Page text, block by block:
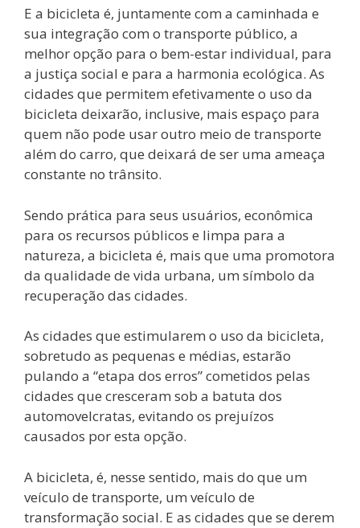
E a bicicleta é, juntamente com a caminhada e
sua integração com o transporte público, a
melhor opção para o bem-estar individual, para
a justiça social e para a harmonia ecológica. As
cidades que permitem efetivamente o uso da
bicicleta deixarão, inclusive, mais espaço para
quem não pode usar outro meio de transporte
além do carro, que deixará de ser uma ameaça
constante no trânsito.
Sendo prática para seus usuários, econômica
para os recursos públicos e limpa para a
natureza, a bicicleta é, mais que uma promotora
da qualidade de vida urbana, um símbolo da
recuperação das cidades.
As cidades que estimularem o uso da bicicleta,
sobretudo as pequenas e médias, estarão
pulando a “etapa dos erros” cometidos pelas
cidades que cresceram sob a batuta dos
automovelcratas, evitando os prejuízos
causados por esta opção.
A bicicleta, é, nesse sentido, mais do que um
veículo de transporte, um veículo de
transformação social. E as cidades que se derem